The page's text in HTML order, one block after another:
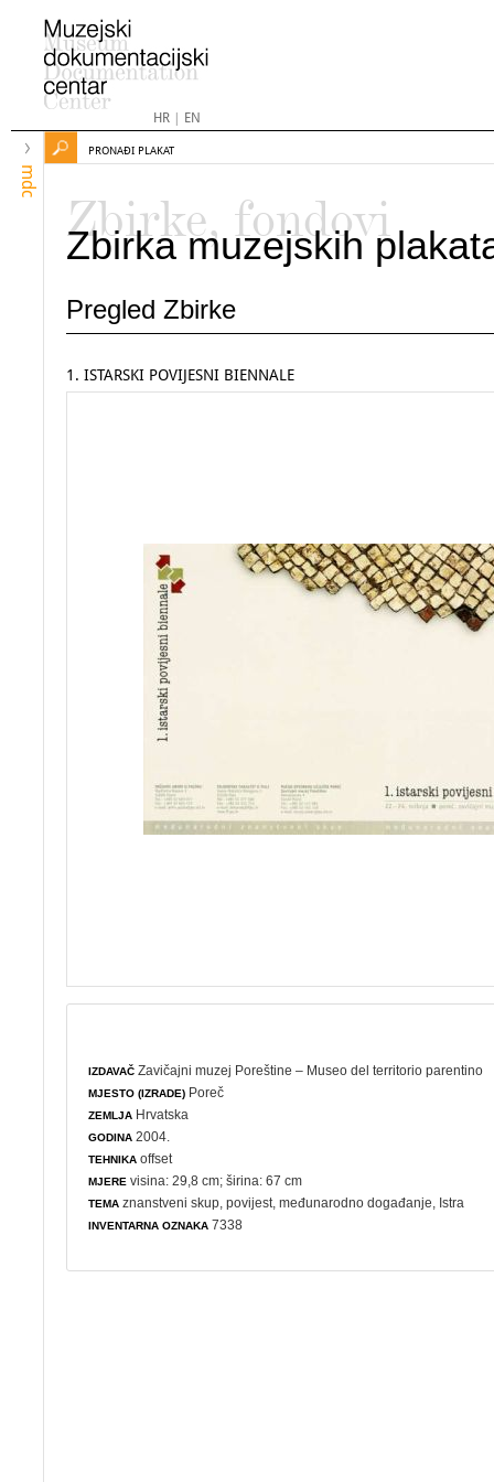
HR| EN
mdc
PRONAĐI PLAKAT
Zbirke, fondovi
Zbirka muzejskih
Pregled Zbirke
1. ISTARSKI POVIJESNI BIENNALE
IZDAVAČ Zavičajni muzej Poreštine – Museo del territorio parentino
MJESTO (IZRADE) Poreč
ZEMLJA Hrvatska
GODINA 2004.
TEHNIKA offset
MJERE visina: 29,8 cm; širina: 67 cm
TEMA znanstveni skup ,povijest ,međunarodno događanje , Istra
INVENTARNA OZNAKA 7338